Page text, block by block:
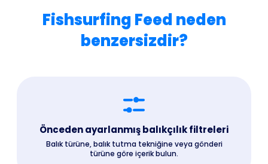
Fishsurfing Feed neden
benzersizdir?
Önceden ayarlanmış balıkçılık filtreleri
Balık türüne, balık tutma tekniğine veya gönderi
türüne göre içerik bulun.